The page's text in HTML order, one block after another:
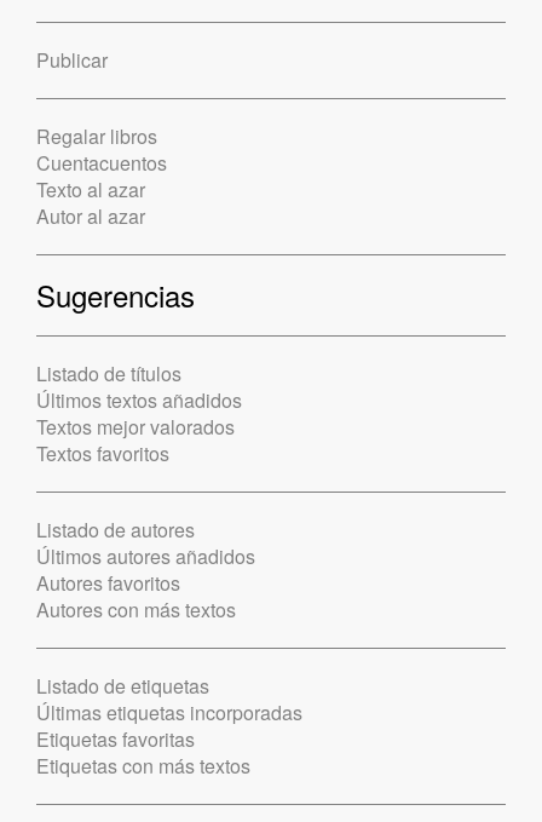
Publicar
Regalar libros
Cuentacuentos
Texto al azar
Autor al azar
Sugerencias
Listado de títulos
Últimos textos añadidos
Textos mejor valorados
Textos favoritos
Listado de autores
Últimos autores añadidos
Autores favoritos
Autores con más textos
Listado de etiquetas
Últimas etiquetas incorporadas
Etiquetas favoritas
Etiquetas con más textos